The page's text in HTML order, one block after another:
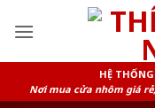
HỆ
Nơi mua cửa nhôm giá